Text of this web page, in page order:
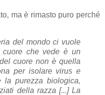
ma è rimasto puro perché
del mondo ci vuole
che vede è un
cuore non è quella
per isolare virus e
purezza biologica,
della razza [...] La